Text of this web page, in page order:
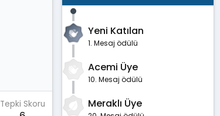
Tepki Skoru
Yeni Katılan
1. Mesaj ödülü
Acemi Üye
10. Mesaj ödülü
Meraklı Üye